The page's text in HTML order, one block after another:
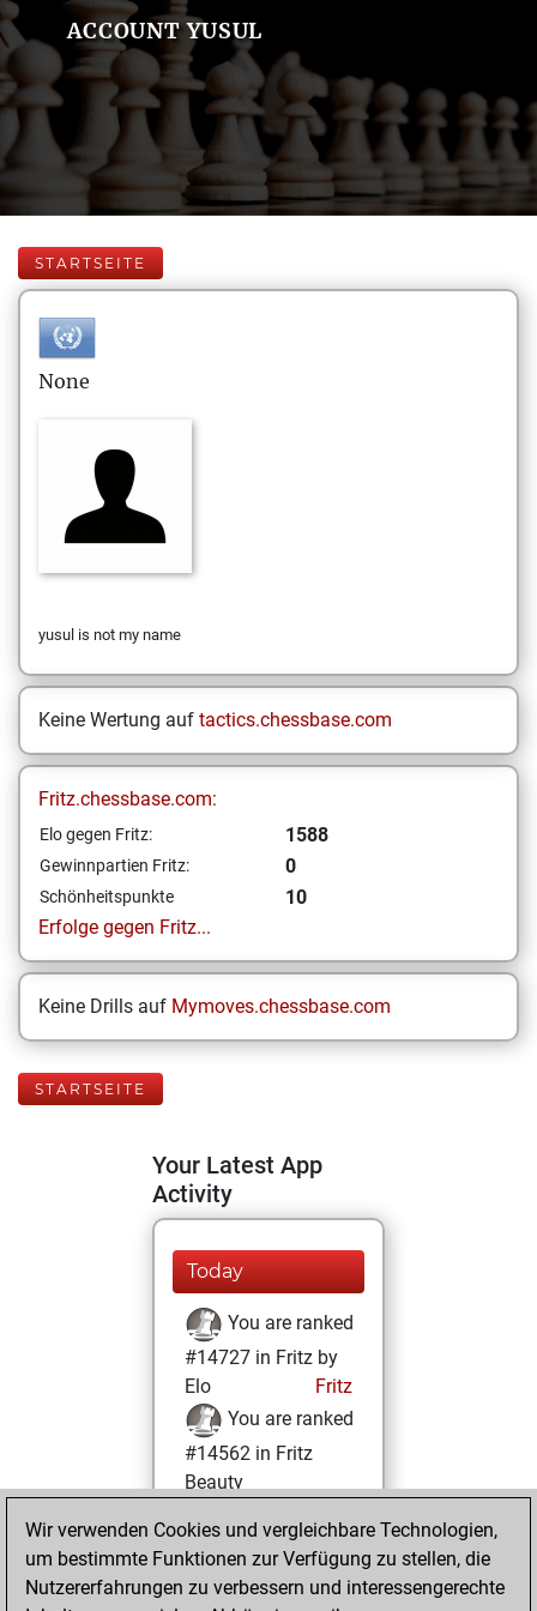
ACCOUNT YUSUL
STARTSEITE
None
yusul is not my name
Keine Wertung auf tactics.chessbase.com
Fritz.chessbase.com:
Elo gegen Fritz: 1588
Gewinnpartien Fritz: 0
Schönheitspunkte
10
Erfolge gegen Fritz...
Keine Drills auf Mymoves.chessbase.com
STARTSEITE
Your Latest App
Activity
Today
You are ranked
#14727 in Fritz by
Elo
Fritz
You are ranked
#14562 in Fritz
Beauty
Freitag,
September 10,
2021
Wir verwenden Cookies und vergleichbare Technologien,
um bestimmte Funktionen zur Verfügung zu stellen, die
Nutzererfahrungen zu verbessern und interessengerechte